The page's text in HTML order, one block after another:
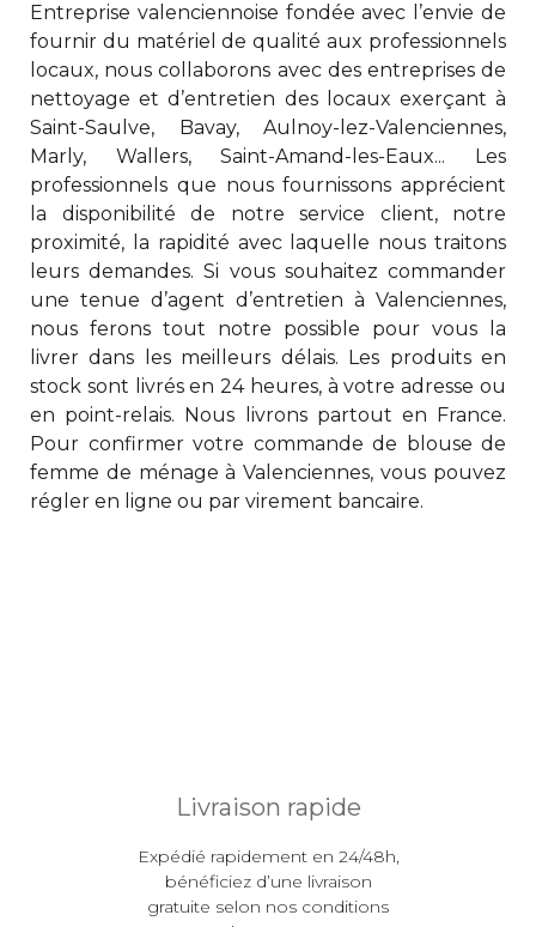
Entreprise valenciennoise fondée avec l’envie de
fournir du matériel de qualité aux professionnels
locaux, nous collaborons avec des entreprises de
nettoyage et d’entretien des locaux exerçant à
Saint-Saulve, Bavay, Aulnoy-lez-Valenciennes,
Marly, Wallers, Saint-Amand-les-Eaux... Les
professionnels que nous fournissons apprécient
la disponibilité de notre service client, notre
proximité, la rapidité avec laquelle nous traitons
leurs demandes. Si vous souhaitez commander
une tenue d’agent d’entretien à Valenciennes,
nous ferons tout notre possible pour vous la
livrer dans les meilleurs délais. Les produits en
stock sont livrés en 24 heures, à votre adresse ou
en point-relais. Nous livrons partout en France.
Pour confirmer votre commande de blouse de
femme de ménage à Valenciennes, vous pouvez
régler en ligne ou par virement bancaire.
Livraison rapide
Expédié rapidement en 24/48h,
bénéficiez d’une livraison
gratuite selon nos conditions